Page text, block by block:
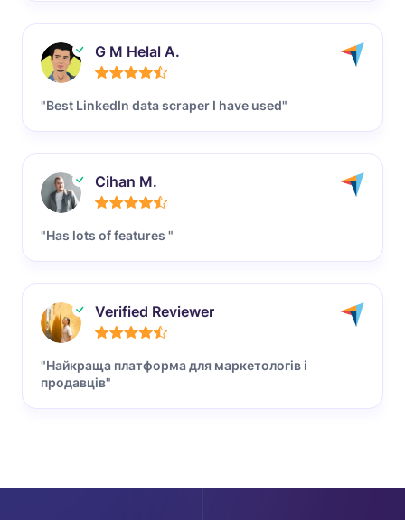
G M Helal A.
"Best LinkedIn data scraper I have used"
Cihan M.
"Has lots of features "
Verified Reviewer
"Найкраща платформа для маркетологів і
продавців"